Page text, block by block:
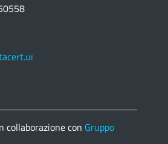
collaborazione con Gruppo